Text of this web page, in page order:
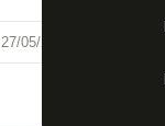
27/05/26 às 21:17